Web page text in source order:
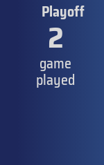
Playoff
2
game
played